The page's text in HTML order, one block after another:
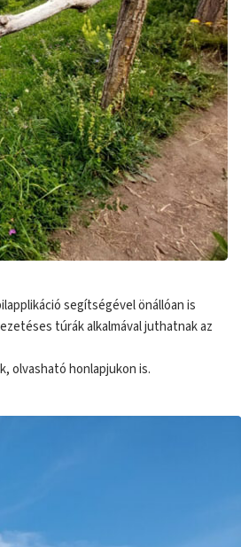
segítségével önállóan is
túrák alkalmával juthatnak az
olvasható honlapjukon is.